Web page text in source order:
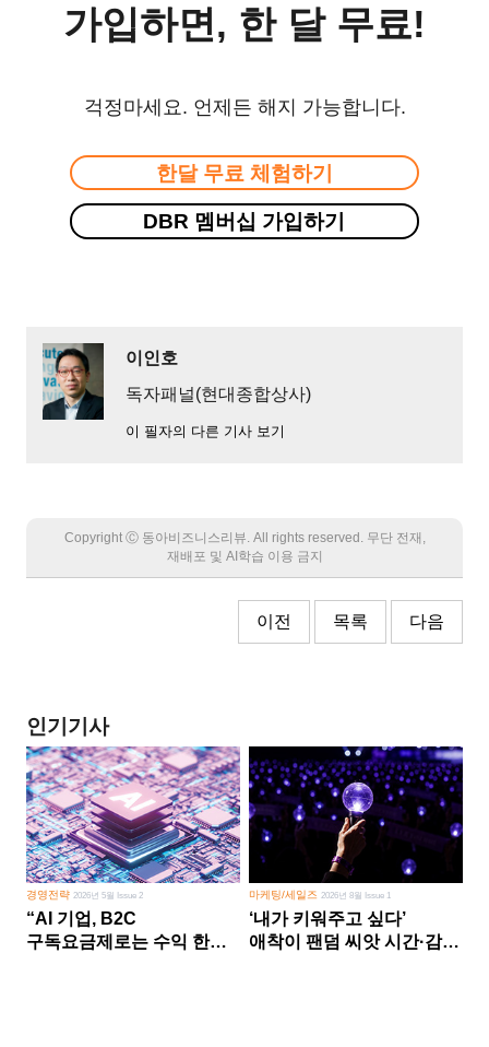
가입하면, 한 달 무료!
걱정마세요. 언제든 해지 가능합니다.
한달 무료 체험하기
DBR 멤버십 가입하기
이인호
독자패널(현대종합상사)
이 필자의 다른 기사 보기
Copyright Ⓒ 동아비즈니스리뷰. All rights reserved. 무단 전재,
재배포 및 AI학습 이용 금지
이전 목록 다음
인기기사
경영전략 2026년 5월 Issue 2
“AI 기업, B2C
구독요금제로는 수익 한계
마케팅/세일즈 2026년 8월 Issue 1
‘내가 키워주고 싶다’
애착이 팬덤 씨앗 시간·감정